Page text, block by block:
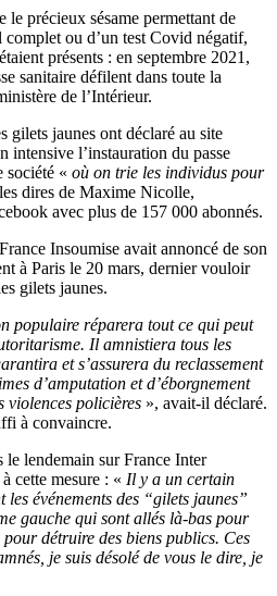
le précieux sésame permettant de
ou d’un test Covid négatif,
présents : en septembre 2021,
sanitaire défilent dans toute la
de l’Intérieur.
gilets jaunes ont déclaré au site
intensive l’instauration du passe
société « où on trie les individus pour
dires de Maxime Nicolle,
avec plus de 157 000 abonnés.
Insoumise avait annoncé de son
à Paris le 20 mars, dernier vouloir
gilets jaunes.
populaire réparera tout ce qui peut
Il amnistiera tous les
et s’assurera du reclassement
d’amputation et d’éborgnement
violences policières », avait-il déclaré.
à convaincre.
lendemain sur France Inter
cette mesure : « Il y a un certain
les événements des “gilets jaunes”
gauche qui sont allés là-bas pour
détruire des biens publics. Ces
je suis désolé de vous le dire, je